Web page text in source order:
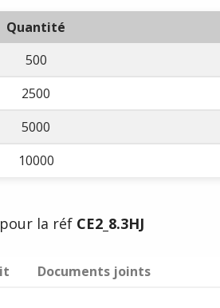
Quantité
500
2500
5000
10000
la réf CE2_8.3HJ
Documents joints